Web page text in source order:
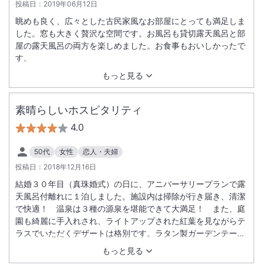
投稿日： 2019年06月12日
もっと見る
眺めも良く、広々とした古民家風なお部屋にとっても満足しま
した。窓も大きく贅沢な空間です。お風呂も貸切露天風呂と部
屋の露天風呂の両方を楽しめました。お食事もおいしかったで
す。
素晴らしいホスピタリティ
4.0
50代 女性
恋人・夫婦
投稿日： 2018年12月16日
もっと見る
結婚３０年目（真珠婚式）の日に、アニバーサリープランで露
天風呂付離れに１泊しました。施設内は掃除が行き届き、清潔
で快適！ 温泉は３種の源泉を堪能できて大満足！ また、庭
園も綺麗に手入れされ、ライトアップされた紅葉を見ながらテ
ラスでいただくデザートは格別です。ラタン製ガーデンテーブ
ルがコタツ仕様になっていて、尚且つ１テーブルに１つのスト
ーブがセットされています。１２月中旬でしたが寒さを感じま